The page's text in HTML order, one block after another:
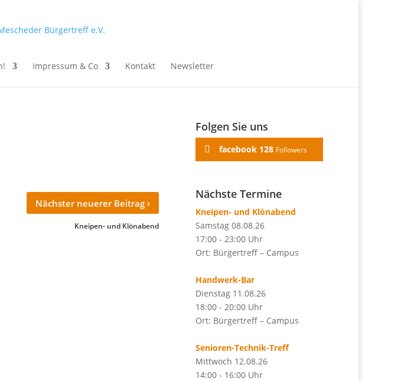
Impressum & Co Kontakt Newsletter
Nächster neuerer Beitrag ›
Kneipen- und Klönabend
Folgen Sie uns
facebook 128 Followers
Nächste Termine
Kneipen- und Klönabend
Samstag 08.08.26
17:00 - 23:00 Uhr
Ort: Bürgertreff – Campus
Handwerk-Bar
Dienstag 11.08.26
18:00 - 20:00 Uhr
Ort: Bürgertreff – Campus
Senioren-Technik-Treff
Mittwoch 12.08.26
14:00 - 16:00 Uhr